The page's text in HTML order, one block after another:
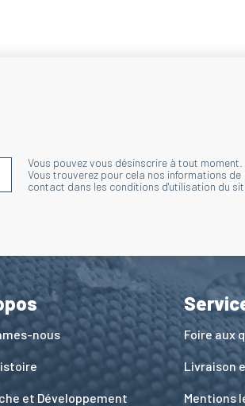
S'INSCRIRE À LA NEWSLETTER
Vous pouvez vous désinscrire à tout moment.
Vous trouverez pour cela nos informations de
contact dans les conditions d'utilisation du
nous
et Développement
Foire aux
Livraison
Mentions